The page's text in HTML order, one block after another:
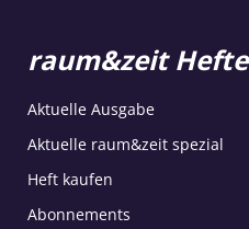
raum&zeit Hefte
Aktuelle Ausgabe
Aktuelle raum&zeit spezial
Heft kaufen
Abonnements